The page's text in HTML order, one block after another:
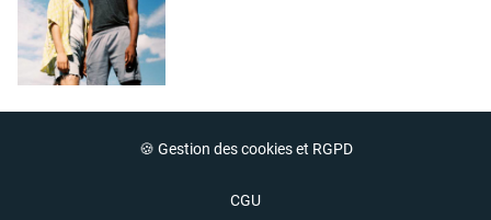
🍪 Gestion des cookies et RGPD
CGU